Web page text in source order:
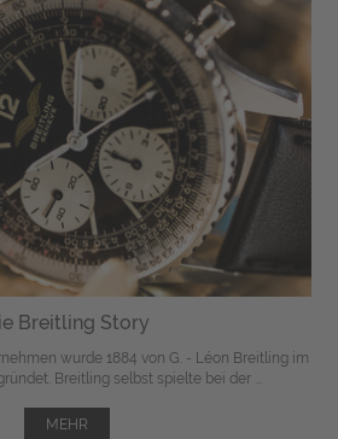
Breitling Story
wurde 1884 von G. - Léon Breitling im
Breitling selbst spielte bei der ...
MEHR